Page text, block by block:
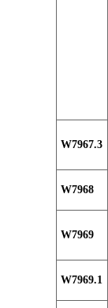
W7967.3
W7968
W7969
W7969.1